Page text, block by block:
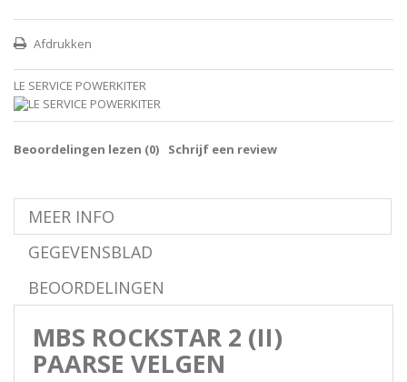
Afdrukken
LE SERVICE POWERKITER
Beoordelingen lezen (0) Schrijf een review
MEER INFO
GEGEVENSBLAD
BEOORDELINGEN
MBS ROCKSTAR 2 (II)
PAARSE VELGEN